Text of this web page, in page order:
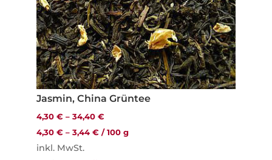
Jasmin, China Grüntee
4,30 €– 34,40 €
4,30 €– 3,44 €/100 g
inkl. MwSt.